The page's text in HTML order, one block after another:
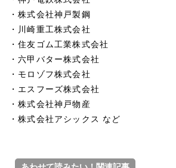
・株式会社神戸製鋼
・川崎重工株式会社
・住友ゴム工業株式会社
・六甲バター株式会社
・モロゾフ株式会社
・エスフーズ株式会社
・株式会社神戸物産
・株式会社アシックス など